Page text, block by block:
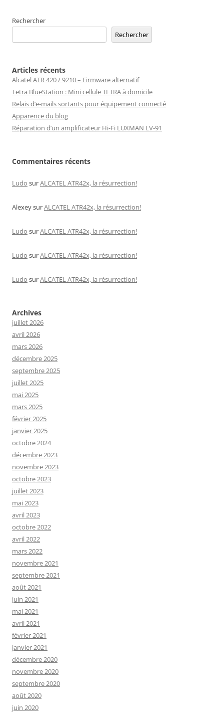
Rechercher
Rechercher
Articles récents
Alcatel ATR 420 / 9210 – Firmware alternatif
Tetra BlueStation : Mini cellule TETRA à domicile
Relais d’e-mails sortants pour équipement connecté
Apparence du blog
Réparation d’un amplificateur Hi-Fi LUXMAN LV-91
Commentaires récents
Ludo surALCATEL ATR42x, la résurrection!
AlexeysurALCATEL ATR42x, la résurrection!
Ludo surALCATEL ATR42x, la résurrection!
Ludo surALCATEL ATR42x, la résurrection!
Ludo surALCATEL ATR42x, la résurrection!
Archives
juillet 2026
avril 2026
mars 2026
décembre 2025
septembre 2025
juillet 2025
mai 2025
mars 2025
février 2025
janvier 2025
octobre 2024
décembre 2023
novembre 2023
octobre 2023
juillet 2023
mai 2023
avril 2023
octobre 2022
avril 2022
mars 2022
novembre 2021
septembre 2021
août 2021
juin 2021
mai 2021
avril 2021
février 2021
janvier 2021
décembre 2020
novembre 2020
septembre 2020
août 2020
juin 2020